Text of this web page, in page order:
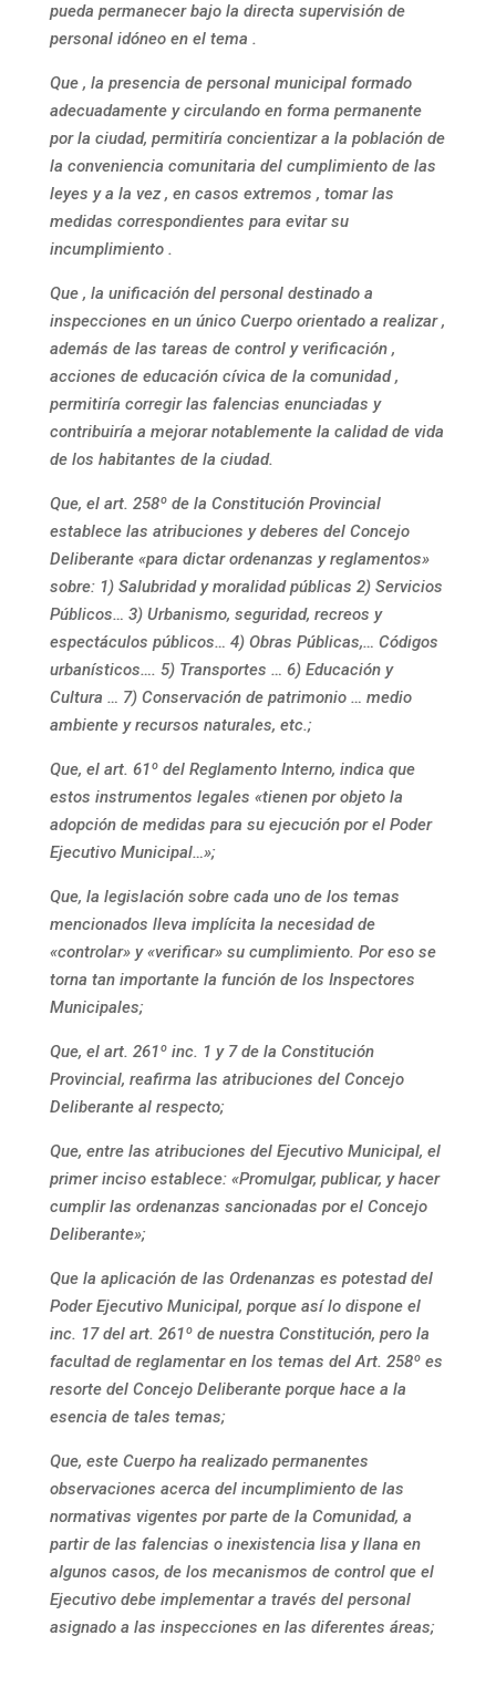
pueda permanecer bajo la directa supervisión de
personal idóneo en el tema .
Que , la presencia de personal municipal formado
adecuadamente y circulando en forma permanente
por la ciudad, permitiría concientizar a la población de
la conveniencia comunitaria del cumplimiento de las
leyes y a la vez , en casos extremos , tomar las
medidas correspondientes para evitar su
incumplimiento .
Que , la unificación del personal destinado a
inspecciones en un único Cuerpo orientado a realizar ,
además de las tareas de control y verificación ,
acciones de educación cívica de la comunidad ,
permitiría corregir las falencias enunciadas y
contribuiría a mejorar notablemente la calidad de vida
de los habitantes de la ciudad.
Que, el art. 258º de la Constitución Provincial
establece las atribuciones y deberes del Concejo
Deliberante «para dictar ordenanzas y reglamentos»
sobre: 1) Salubridad y moralidad públicas 2) Servicios
Públicos… 3) Urbanismo, seguridad, recreos y
espectáculos públicos… 4) Obras Públicas,… Códigos
urbanísticos…. 5) Transportes … 6) Educación y
Cultura … 7) Conservación de patrimonio … medio
ambiente y recursos naturales, etc.;
Que, el art. 61º del Reglamento Interno, indica que
estos instrumentos legales «tienen por objeto la
adopción de medidas para su ejecución por el Poder
Ejecutivo Municipal…»;
Que, la legislación sobre cada uno de los temas
mencionados lleva implícita la necesidad de
«controlar» y «verificar» su cumplimiento. Por eso se
torna tan importante la función de los Inspectores
Municipales;
Que, el art. 261º inc. 1 y 7 de la Constitución
Provincial, reafirma las atribuciones del Concejo
Deliberante al respecto;
Que, entre las atribuciones del Ejecutivo Municipal, el
primer inciso establece: «Promulgar, publicar, y hacer
cumplir las ordenanzas sancionadas por el Concejo
Deliberante»;
Que la aplicación de las Ordenanzas es potestad del
Poder Ejecutivo Municipal, porque así lo dispone el
inc. 17 del art. 261º de nuestra Constitución, pero la
facultad de reglamentar en los temas del Art. 258º es
resorte del Concejo Deliberante porque hace a la
esencia de tales temas;
Que, este Cuerpo ha realizado permanentes
observaciones acerca del incumplimiento de las
normativas vigentes por parte de la Comunidad, a
partir de las falencias o inexistencia lisa y llana en
algunos casos, de los mecanismos de control que el
Ejecutivo debe implementar a través del personal
asignado a las inspecciones en las diferentes áreas;